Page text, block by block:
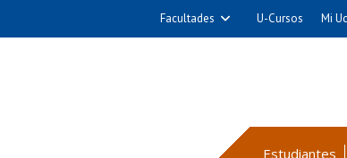
Facultades U-Cursos Mi
Estudiantes